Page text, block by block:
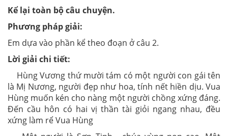
Kể lại toàn bộ câu chuyện.
Phương pháp giải:
Em dựa vào phần kể theo đoạn ở câu 2.
Lời giải chi tiết:
Hùng Vương thứ mười tám có một người con gái tên
là Mị Nương, người đẹp như hoa, tính nết hiền dịu. Vua
Hùng muốn kén cho nàng một người chồng xứng đáng.
Đến cầu hôn có hai vị thần tài giỏi ngang nhau, đều
xứng làm rể Vua Hùng